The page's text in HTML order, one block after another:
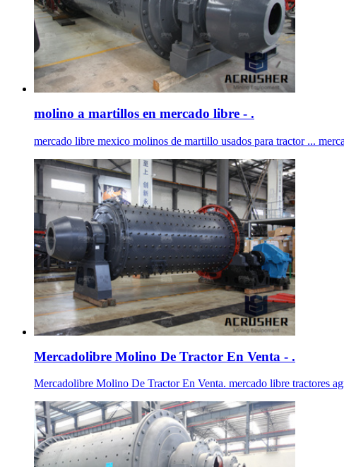
molino a martillos en mercado libre - .
mercado libre mexico molinos de martillo usados para tractor ...
Mercadolibre Molino De Tractor En Venta - .
Mercadolibre Molino De Tractor En Venta. mercado libre tractores